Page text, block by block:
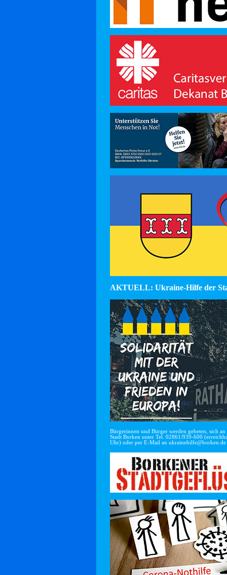
AKTUELL: Ukraine-Hilfe der
Bürgerinnen und Bürger werden gebeten, sich
Stadt Borken unter Tel. 02861/939-600
Uhr) oder per E-Mail an ukrainehilfe@borken.de